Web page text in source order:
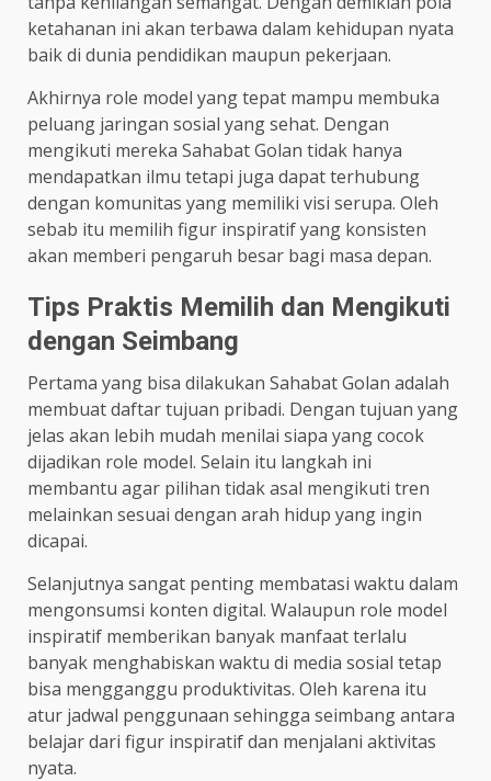
ketahanan ini akan terbawa dalam kehidupan nyata
baik di dunia pendidikan maupun pekerjaan.
Akhirnya role model yang tepat mampu membuka
peluang jaringan sosial yang sehat. Dengan
mengikuti mereka Sahabat Golan tidak hanya
mendapatkan ilmu tetapi juga dapat terhubung
dengan komunitas yang memiliki visi serupa. Oleh
sebab itu memilih figur inspiratif yang konsisten
akan memberi pengaruh besar bagi masa depan.
Tips Praktis Memilih dan Mengikuti
dengan Seimbang
Pertama yang bisa dilakukan Sahabat Golan adalah
membuat daftar tujuan pribadi. Dengan tujuan yang
jelas akan lebih mudah menilai siapa yang cocok
dijadikan role model. Selain itu langkah ini
membantu agar pilihan tidak asal mengikuti tren
melainkan sesuai dengan arah hidup yang ingin
dicapai.
Selanjutnya sangat penting membatasi waktu dalam
mengonsumsi konten digital. Walaupun role model
inspiratif memberikan banyak manfaat terlalu
banyak menghabiskan waktu di media sosial tetap
bisa mengganggu produktivitas. Oleh karena itu
atur jadwal penggunaan sehingga seimbang antara
belajar dari figur inspiratif dan menjalani aktivitas
nyata.